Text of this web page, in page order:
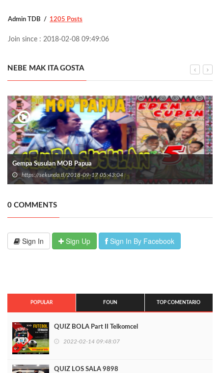
Admin TDB 1205 Posts
Join since : 2018-02-08 09:49:06
NEBE MAK ITA GOSTA
Gempa Susulan MOB Papua
https://sekundo.tl/2018-09-17 05:43:04
0 COMMENTS
Sign In Sign Up Sign In By Facebook
POPULAR FOUN TOP COMENTARIO
QUIZ BOLA Part II Telkomcel
2022-02-14 09:48:07
QUIZ LOS SALA 9898